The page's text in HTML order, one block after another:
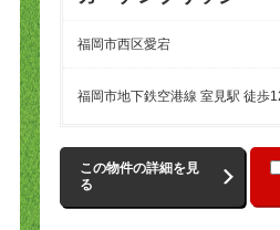
福岡市西区愛宕
福岡市地下鉄空港線 室見駅 徒歩
この物件の詳細を見
る